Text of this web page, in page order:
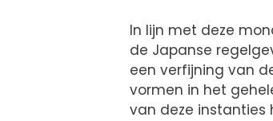
In lijn met deze
de Japanse
een verfijning van
vormen in het
van deze instanties